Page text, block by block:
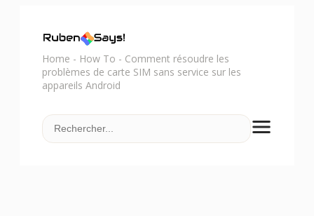
Home - How To - Comment résoudre les
problèmes de carte SIM sans service sur les
appareils Android